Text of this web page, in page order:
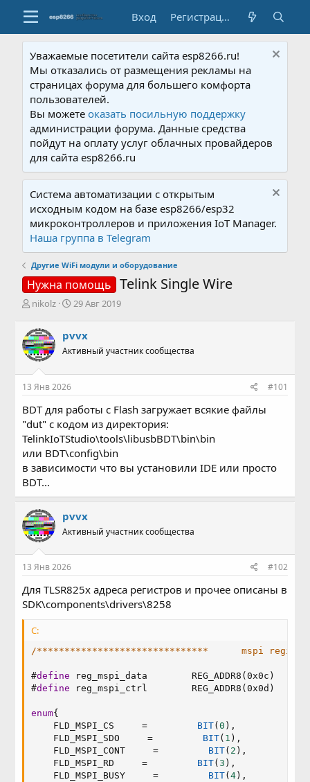
Вход Регистрация
Уважаемые посетители сайта esp8266.ru!
Мы отказались от размещения рекламы на
страницах форума для большего комфорта
пользователей.
Вы можетеоказать посильную поддержку
администрации форума. Данные средства
пойдут на оплату услуг облачных провайдеров
для сайта esp8266.ru
Система автоматизации с открытым
исходным кодом на базе esp8266/esp32
микроконтроллеров и приложения IoT Manager.
Наша группа в Telegram
Другие WiFi модули и оборудование
Нужна помощь Telink Single Wire
А
т
о
р
т
е
м
nikolz
Д
а
н
ч
а
29 Авг 2019
pvvx
Активный участник сообщества
13 Янв 2026 #101
BDT для работы с Flash загружает всякие файлы
"dut" c кодом из директория:
TelinkIoTStudio\tools\libusbBDT\bin\bin
или BDT\config\bin
в зависимости что вы установили IDE или просто
BDT...
pvvx
Активный участник сообщества
13 Янв 2026 #102
Для TLSR825x адреса регистров и прочее описаны в
SDK\components\drivers\8258
C:
/*******************************      mspi
#define reg_mspi_data        REG_ADDR8(0x0c)
#define reg_mspi_ctrl        REG_ADDR8(0x0d)
enum{
    FLD_MSPI_CS
= BIT(0 ) ,
    FLD_MSPI_SDO
= BIT( 1 ) ,
    FLD_MSPI_CONT
= BIT( 2 ) ,
    FLD_MSPI_RD
= BIT(3 ) ,
    FLD_MSPI_BUSY
= BIT(4 ) ,